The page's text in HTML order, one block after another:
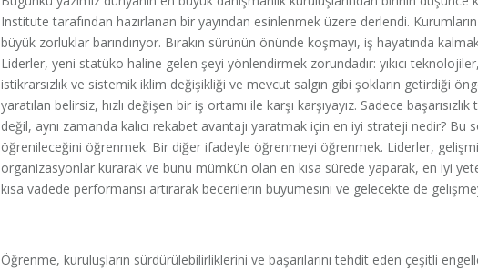
Institute tarafından hazırlanan bir yayından esinlenmek üzere derlendi.
büyük zorluklar barındırıyor. Bırakın sürünün önünde koşmayı, iş hayatında
Liderler, yeni statüko haline gelen şeyi yönlendirmek zorundadır: yıkıcı
istikrarsızlık ve sistemik iklim değişikliği ve mevcut salgın gibi şokların getirdiği
yaratılan belirsiz, hızlı değişen bir iş ortamı ile karşı karşıyayız. Sadece
değil, aynı zamanda kalıcı rekabet avantajı yaratmak için en iyi strateji nedir? Bu
öğrenileceğini öğrenmek. Bir diğer ifadeyle öğrenmeyi öğrenmek. Liderler,
organizasyonlar kurarak ve bunu mümkün olan en kısa sürede yaparak, en iyi
kısa vadede performansı artırarak becerilerin büyümesini ve gelecekte de
Öğrenme, kuruluşların sürdürülebilirliklerini ve başarılarını tehdit eden çeşitli